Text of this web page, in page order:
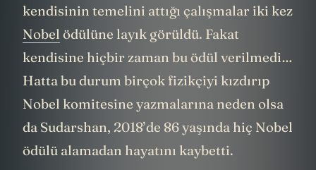
Sudarshan’ın adı pek duyulmasa da
kendisinin temelini attığı çalışmalar iki kez
Nobelödülüne layık görüldü. Fakat
kendisine hiçbir zaman bu ödül verilmedi…
Hatta bu durum birçok fizikçiyi kızdırıp
Nobel komitesine yazmalarına neden olsa
da Sudarshan, 2018’de 86 yaşında hiç Nobel